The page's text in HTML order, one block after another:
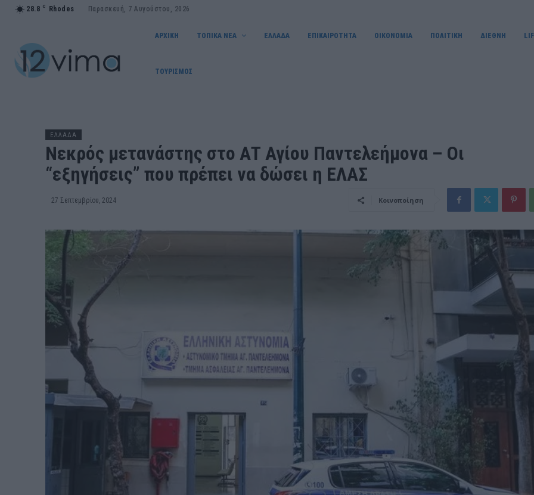
28.8 C Rhodes Παρασκευή, 7 Αυγούστου, 2026
ΑΡΧΙΚΗ ΤΟΠΙΚΑ ΝΕΑ ΕΛΛΑΔΑ ΕΠΙΚΑΙΡΟΤΗΤΑ OIKONOMIA ΠΟΛΙΤΙΚΗ ΔΙΕΘΝΗ
ΤΟΥΡΙΣΜΟΣ
ΕΛΛΑΔΑ
Νεκρός μετανάστης στο ΑΤ Αγίου Παντελεήμονα – Οι
“εξηγήσεις” που πρέπει να δώσει η ΕΛΑΣ
27 Σεπτεμβρίου, 2024 Κοινοποίηση